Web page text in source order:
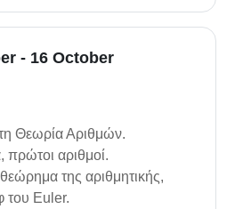
- 16 October
Θεωρία Αριθμών.
πρώτοι αριθμοί.
της αριθμητικής,
του Euler.